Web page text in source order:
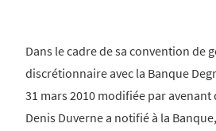
Dans le cadre de sa convention de
discrétionnaire avec la Banque
31 mars 2010 modifiée par avenant
Denis Duverne a notifié à la